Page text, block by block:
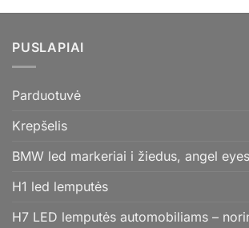
PUSLAPIAI
Parduotuvė
Krepšelis
BMW led markeriai i žiedus, angel
H1 led lemputės
H7 LED lemputės automobiliams –